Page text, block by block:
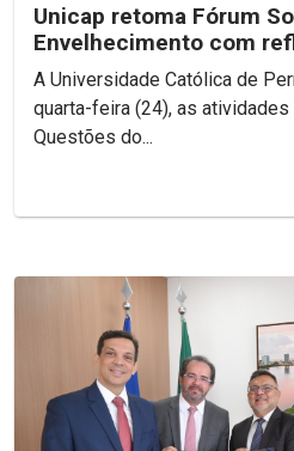
Unicap retoma Fórum
Envelhecimento com
Ecologia Integral
A Universidade Católica de
quarta-feira (24), as
Questões do...